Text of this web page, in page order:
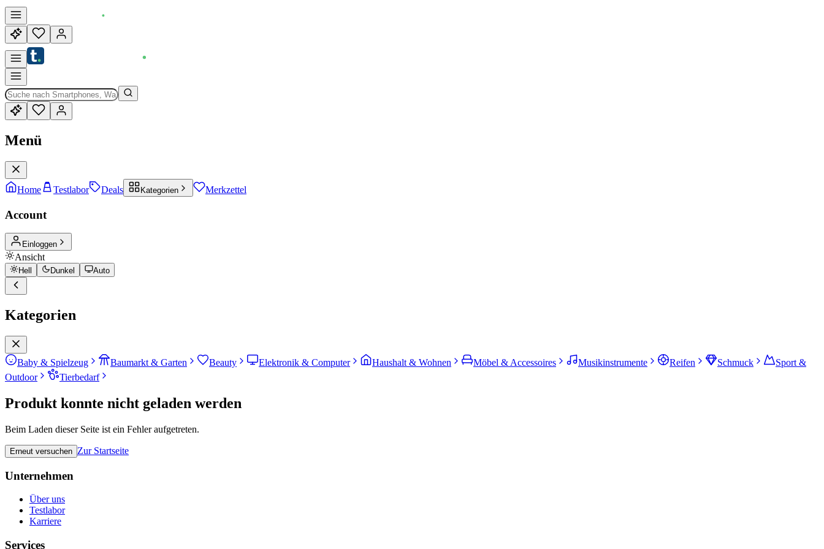
Menü
Home Testlabor Deals Kategorien Merkzettel
Account
Einloggen
Ansicht
Hell Dunkel Auto
Kategorien
Baby & Spielzeug Baumarkt & Garten Beauty Elektronik & Computer Haushalt & Wohnen Möbel & Accessoires Musikinstrumente Reifen Schmuck
Sport &
Outdoor
Tierbedarf
Produkt konnte nicht geladen werden
Beim Laden dieser Seite ist ein Fehler aufgetreten.
Erneut versuchen Zur Startseite
Unternehmen
Über uns
Testlabor
Karriere
Services